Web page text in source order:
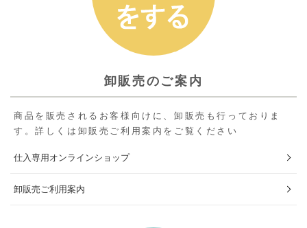
卸販売のご案内
商品を販売されるお客様向けに、卸販売も行っておりま
す。詳しくは卸販売ご利用案内をご覧ください
仕入専用オンラインショップ
卸販売ご利用案内